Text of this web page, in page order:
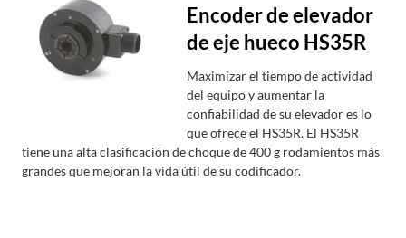
Encoder de elevador
de eje hueco HS35R
Maximizar el tiempo de actividad
del equipo y aumentar la
confiabilidad de su elevador es lo
que ofrece el HS35R. El HS35R
tiene una alta clasificación de choque de 400 g rodamientos más
grandes que mejoran la vida útil de su codificador.